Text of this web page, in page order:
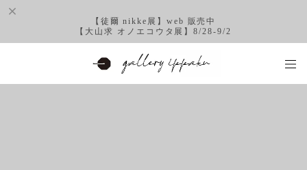
【徒爾 nikke展】web 販売中
【大山求 オノエコウタ展】8/28-9/2